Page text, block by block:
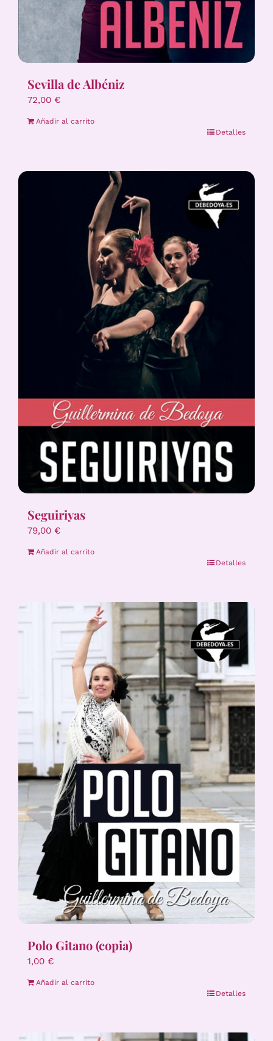
Sevilla de Albéniz
72,00 €
Añadir al carrito
Detalles
Seguiriyas
79,00 €
Añadir al carrito
Detalles
Polo Gitano (copia)
1,00 €
Añadir al carrito
Detalles